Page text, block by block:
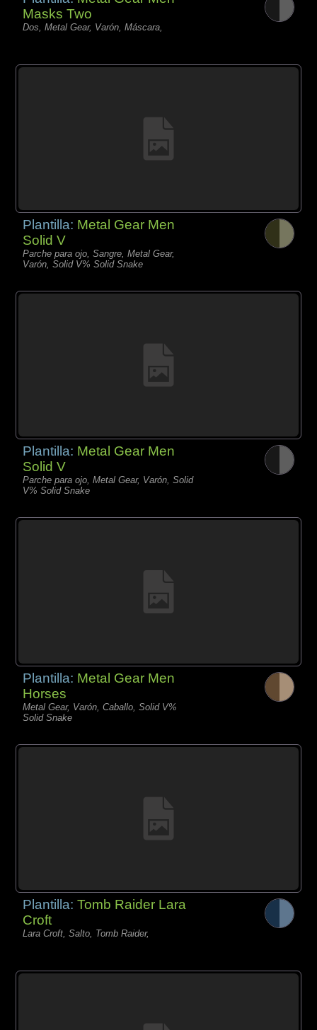
Masks Two
Dos, Metal Gear, Varón, Máscara,
Plantilla: Metal Gear Men
Solid V
Parche para ojo, Sangre, Metal Gear,
Varón, Solid V% Solid Snake
Plantilla: Metal Gear Men
Solid V
Parche para ojo, Metal Gear, Varón, Solid
V% Solid Snake
Plantilla: Metal Gear Men
Horses
Metal Gear, Varón, Caballo, Solid V%
Solid Snake
Plantilla:Tomb Raider Lara
Croft
Lara Croft, Salto, Tomb Raider,